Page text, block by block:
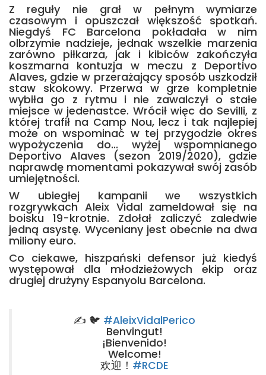
Z reguły nie grał w pełnym wymiarze
czasowym i opuszczał większość spotkań.
Niegdyś FC Barcelona pokładała w nim
olbrzymie nadzieje, jednak wszelkie marzenia
zarówno piłkarza, jak i kibiców zakończyła
koszmarna kontuzja w meczu z Deportivo
Alaves, gdzie w przerażający sposób uszkodził
staw skokowy. Przerwa w grze kompletnie
wybiła go z rytmu i nie zawalczył o stałe
miejsce w jedenastce. Wrócił więc do Sevilli, z
której trafił na Camp Nou, lecz i tak najlepiej
może on wspominać w tej przygodzie okres
wypożyczenia do... wyżej wspomnianego
Deportivo Alaves (sezon 2019/2020), gdzie
naprawdę momentami pokazywał swój zasób
umiejętności.
W ubiegłej kampanii we wszystkich
rozgrywkach Aleix Vidal zameldował się na
boisku 19-krotnie. Zdołał zaliczyć zaledwie
jedną asystę. Wyceniany jest obecnie na dwa
miliony euro.
Co ciekawe, hiszpański defensor już kiedyś
występował dla młodzieżowych ekip oraz
drugiej drużyny Espanyolu Barcelona.
✍️ 🐦 #AleixVidalPerico
Benvingut!
¡Bienvenido!
Welcome!
欢迎！ #RCDE